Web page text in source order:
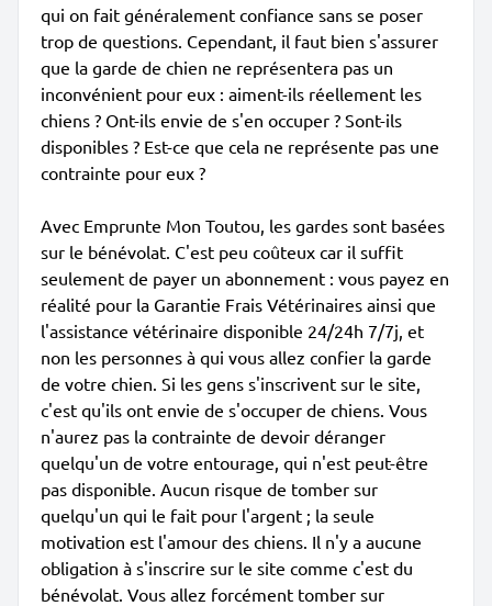
qui on fait généralement confiance sans se poser
trop de questions. Cependant, il faut bien s'assurer
que la garde de chien ne représentera pas un
inconvénient pour eux : aiment-ils réellement les
chiens ? Ont-ils envie de s'en occuper ? Sont-ils
disponibles ? Est-ce que cela ne représente pas une
contrainte pour eux ?
Avec Emprunte Mon Toutou, les gardes sont basées
sur le bénévolat. C'est peu coûteux car il suffit
seulement de payer un abonnement : vous payez en
réalité pour la Garantie Frais Vétérinaires ainsi que
l'assistance vétérinaire disponible 24/24h 7/7j, et
non les personnes à qui vous allez confier la garde
de votre chien. Si les gens s'inscrivent sur le site,
c'est qu'ils ont envie de s'occuper de chiens. Vous
n'aurez pas la contrainte de devoir déranger
quelqu'un de votre entourage, qui n'est peut-être
pas disponible. Aucun risque de tomber sur
quelqu'un qui le fait pour l'argent ; la seule
motivation est l'amour des chiens. Il n'y a aucune
obligation à s'inscrire sur le site comme c'est du
bénévolat. Vous allez forcément tomber sur